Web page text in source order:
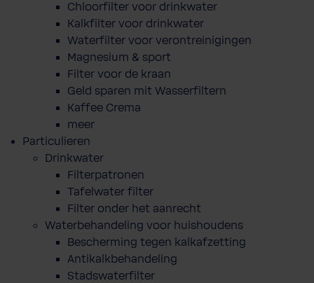
Chloorfilter voor drinkwater
Kalkfilter voor drinkwater
Waterfilter voor verontreinigingen
Magnesium & sport
Filter voor de kraan
Geld sparen mit Wasserfiltern
Kaffee Crema
meer
Particulieren
Drinkwater
Filterpatronen
Tafelwater filter
Filter onder het aanrecht
Waterbehandeling voor huishoudens
Bescherming tegen kalkafzetting
Antikalkbehandeling
Stadswaterfilter